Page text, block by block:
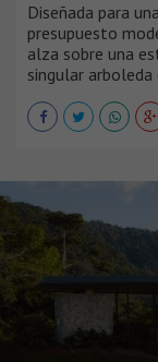
Diseñada para
presupuesto
alza sobre una
singular